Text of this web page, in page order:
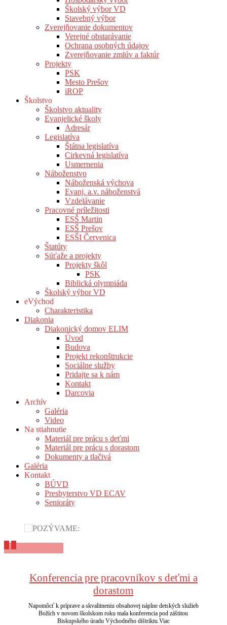
Školský výbor VD
Stavebný výbor
Zverejňovanie dokumentov
Verejné obstarávanie
Ochrana osobných údajov
Zverejňovanie zmlúv a faktúr
Projekty
PSK
Mesto Prešov
iROP
Školstvo
Školstvo aktuality
Evanjelické školy
Adresár
Legislatíva
Štátna legislatíva
Cirkevná legislatíva
Usmernenia
Náboženstvo
Náboženská výchova
Evanj. a.v. náboženstvá
Vzdelávanie
Pracovné príležitosti
ESŠ Martin
ESŠ Prešov
ESŠI Červenica
Štatúty
Súťaže a projekty
Projekty škôl
PSK
Biblická olympiáda
Školský výbor VD
eVýchod
Charakteristika
Diakonia
Diakonický domov ELIM
Úvod
Budova
Projekt rekonštrukcie
Sociálne služby
Pridajte sa k nám
Kontakt
Darcovia
Archív
Galéria
Video
Na stiahnutie
Materiál pre prácu s deťmi
Materiál pre prácu s dorastom
Dokumenty a tlačivá
Galéria
Kontakt
BÚVD
Presbyterstvo VD ECAV
Senioráty
POZÝVAME:
Konferencia pre pracovníkov s deťmi a
dorastom
Napomôcť k príprave a skvalitneniu obsahovej náplne detských služieb
Božích v novom školskom roku mala konferencia pod záštitou
Biskupského úradu Východného dištriktu.Viac